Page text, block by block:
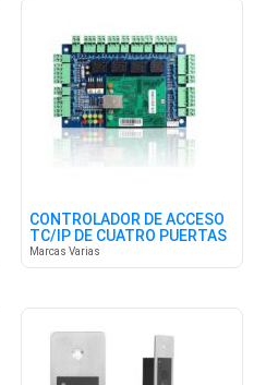
CONTROLADOR DE ACCESO
TC/IP DE CUATRO PUERTAS
Marcas Varias